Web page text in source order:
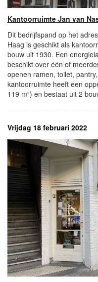
Kantoorruimte Jan van
Dit bedrijfspand op het
Haag is geschikt als
bouw uit 1930. Een
beschikt over één of
openen ramen, toilet,
kantoorruimte heeft een
119 m²) en bestaat uit 2
Vrijdag 18 februari 2022